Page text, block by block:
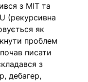
з MIT та
(рекурсивна
як
проблем
писати
з
дебагер,